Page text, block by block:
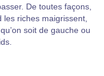
De toutes façons,
riches maigrissent,
soit de gauche ou